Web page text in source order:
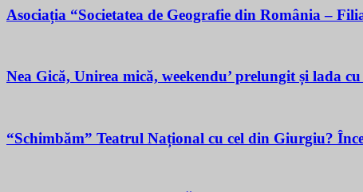
Asociația “Societatea de Geografie din România –
Nea Gică, Unirea mică, weekendu’ prelungit și lada cu
“Schimbăm” Teatrul Național cu cel din Giurgiu?